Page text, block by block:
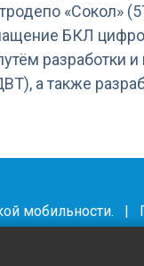
«Сокол»
БКЛ
разработки
а также
мобильности. |